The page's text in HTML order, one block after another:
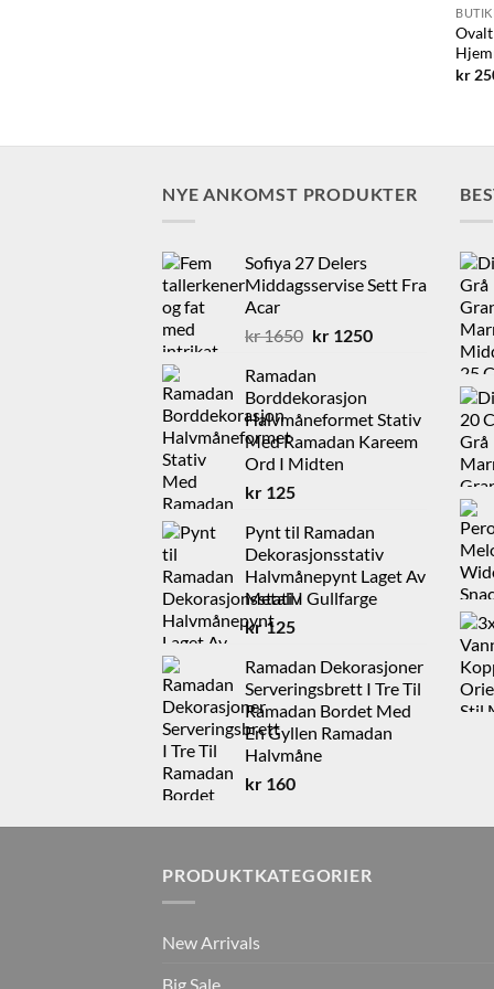
kr
NYE ANKOMST PRODUKTER
Sofiya 27 Delers
Middagsservise Sett Fra
Acar
kr1650 Opprinnelig
var:
kr 1650.
kr1250Nåværende
Ramadan
Borddekorasjon
Halvmåneformet Stativ
Med Ramadan Kareem
Ord I Midten
kr 125
Pynt til Ramadan
Dekorasjonsstativ
Halvmånepynt Laget Av
Metall I Gullfarge
kr125
Ramadan Dekorasjoner
Serveringsbrett I Tre Til
Ramadan Bordet Med
En Gyllen Ramadan
Halvmåne
kr 160
PRODUKTKATEGORIER
New Arrivals
Big Sale